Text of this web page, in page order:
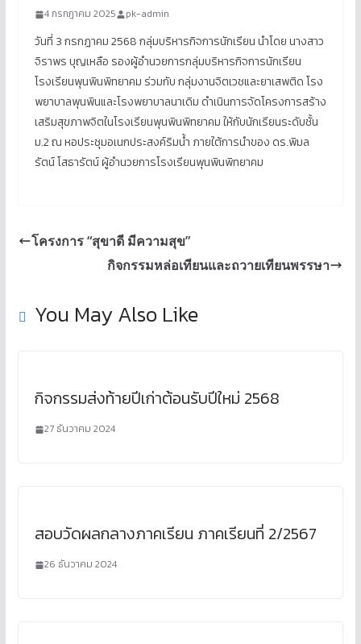
4 กรกฎาคม 2025 pk-admin
วันที่ 3 กรกฎาคม 2568 กลุ่มบริหารกิจการนักเรียน นำโดย นางสาว
จิราพร บุญเหลือ รองผู้อำนวยการกลุ่มบริหารกิจการนักเรียน
โรงเรียนพุนพินพิทยาคม ร่วมกับ กลุ่มงานจิตเวชและยาเสพติด โรง
พยาบาลพุนพินและโรงพยาบาลนาเดิม ดำเนินการจัดโครงการสร้าง
เสริมสุขภาพจิตในโรงเรียนพุนพินพิทยาคม ให้กับนักเรียนระดับชั้น
ม.2 ณ หอประชุมอเนกประสงค์ริมน้ำ ภายใต้การนำของ ดร.พิมล
รัตน์ โสธารัตน์ ผู้อำนวยการโรงเรียนพุนพินพิทยาคม
โครงการ “สุขาดี มีความสุข”
กิจกรรมหล่อเทียนและถวายเทียนพรรษา
You May Also Like
กิจกรรมส่งท้ายปีเก่าต้อนรับปีใหม่ 2568
27 ธันวาคม 2024
สอบวัดผลกลางภาคเรียน ภาคเรียนที่ 2/2567
26 ธันวาคม 2024